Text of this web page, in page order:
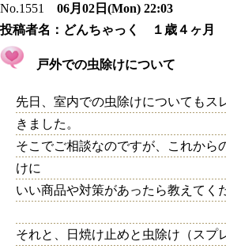
No.1551
06月02日(Mon) 22:03
投稿者名： どんちゃっく １歳４ヶ月
戸外での虫除けについて
先日、室内での虫除けについてもス
きました。
そこでご相談なのですが、これから
けに
いい商品や対策があったら教えてく
それと、日焼け止めと虫除け（スプ